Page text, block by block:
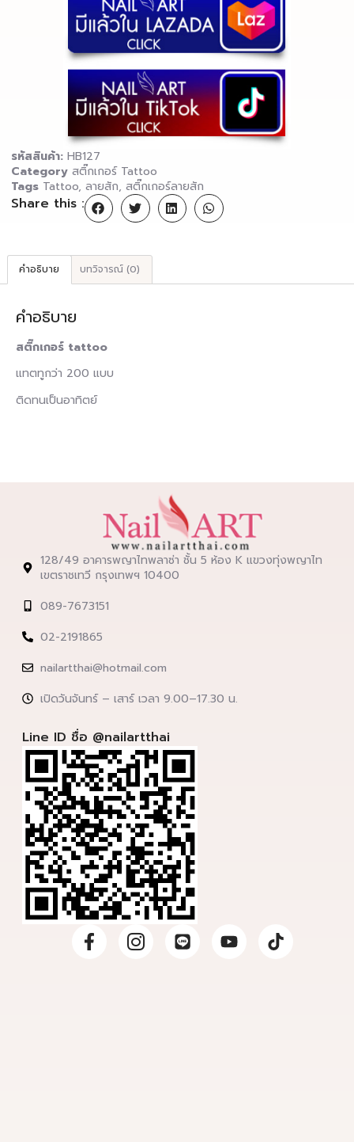
รหัสสินค้า: HB127
Category สติ๊กเกอร์ Tattoo
Tags Tattoo, ลายสัก, สติ๊กเกอร์ลายสัก
Share this :
คำอธิบาย บทวิจารณ์ (0)
คำอธิบาย
สติ๊กเกอร์ tattoo
แทตทูกว่า 200 แบบ
ติดทนเป็นอาทิตย์
128/49 อาคารพญาไทพลาซ่า ชั้น 5 ห้อง K แขวงทุ่งพญาไท
เขตราชเทวี กรุงเทพฯ 10400
089-7673151
02-2191865
nailartthai@hotmail.com
เปิดวันจันทร์ – เสาร์ เวลา 9.00–17.30 น.
Line ID ชื่อ @nailartthai